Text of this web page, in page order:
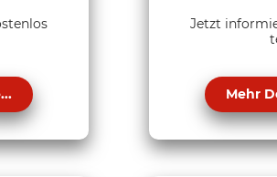
Jetzt
Mehr